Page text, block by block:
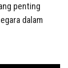
penting
dalam